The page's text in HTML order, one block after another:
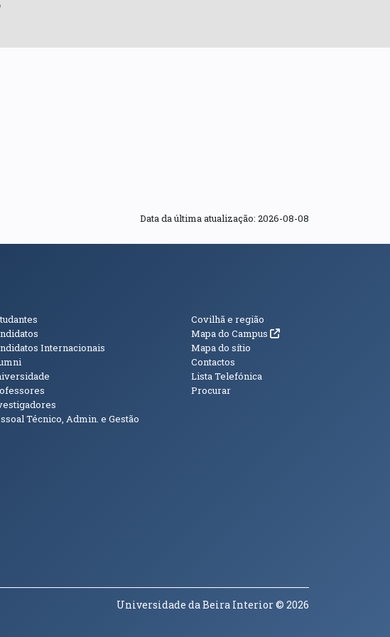
Data da última atualização: 2026-08-08
Internacionais
Técnico, Admin. e Gestão
Informações
Covilhã e região
Mapa do Campus (abre em nova janela)
Mapa do sítio
Contactos
Lista Telefónica
Procurar
Universidade da Beira Interior© 2026